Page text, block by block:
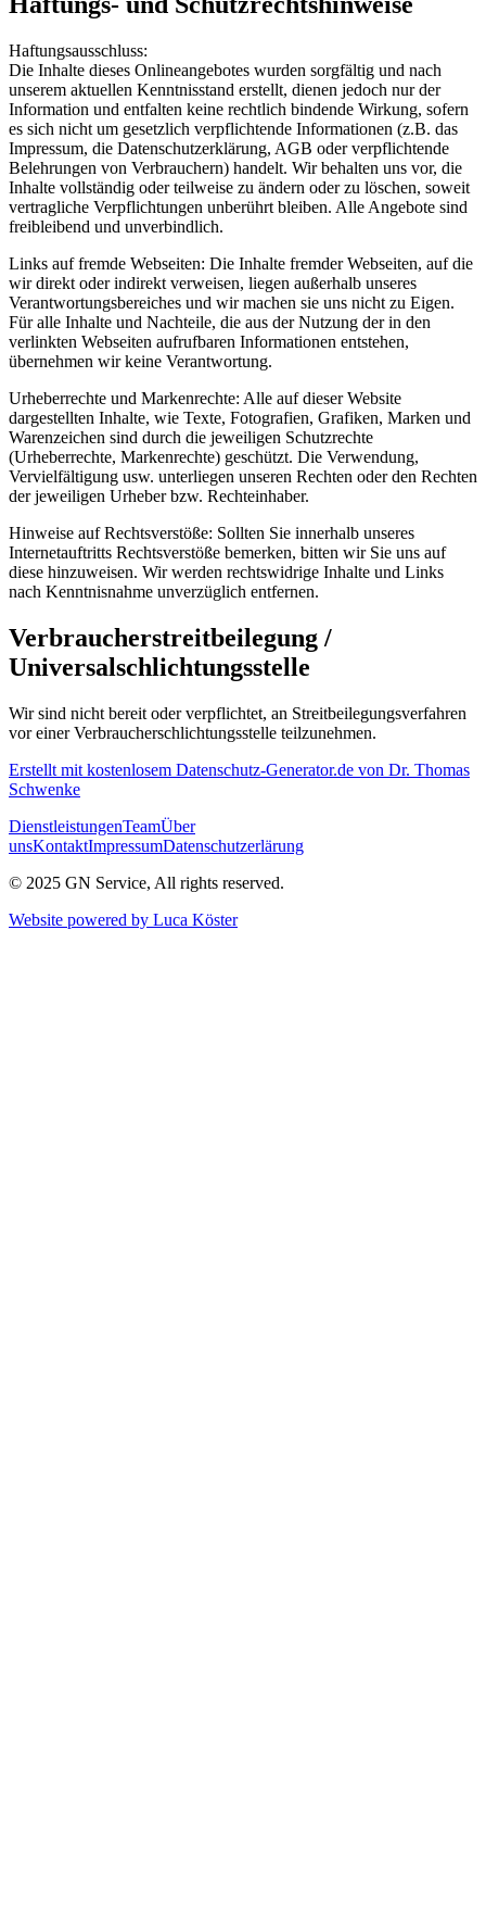
Haftungsausschluss:
Die Inhalte dieses Onlineangebotes wurden sorgfältig und nach
unserem aktuellen Kenntnisstand erstellt, dienen jedoch nur der
Information und entfalten keine rechtlich bindende Wirkung, sofern
es sich nicht um gesetzlich verpflichtende Informationen (z.B. das
Impressum, die Datenschutzerklärung, AGB oder verpflichtende
Belehrungen von Verbrauchern) handelt. Wir behalten uns vor, die
Inhalte vollständig oder teilweise zu ändern oder zu löschen, soweit
vertragliche Verpflichtungen unberührt bleiben. Alle Angebote sind
freibleibend und unverbindlich.
Links auf fremde Webseiten: Die Inhalte fremder Webseiten, auf die
wir direkt oder indirekt verweisen, liegen außerhalb unseres
Verantwortungsbereiches und wir machen sie uns nicht zu Eigen.
Für alle Inhalte und Nachteile, die aus der Nutzung der in den
verlinkten Webseiten aufrufbaren Informationen entstehen,
übernehmen wir keine Verantwortung.
Urheberrechte und Markenrechte: Alle auf dieser Website
dargestellten Inhalte, wie Texte, Fotografien, Grafiken, Marken und
Warenzeichen sind durch die jeweiligen Schutzrechte
(Urheberrechte, Markenrechte) geschützt. Die Verwendung,
Vervielfältigung usw. unterliegen unseren Rechten oder den Rechten
der jeweiligen Urheber bzw. Rechteinhaber.
Hinweise auf Rechtsverstöße: Sollten Sie innerhalb unseres
Internetauftritts Rechtsverstöße bemerken, bitten wir Sie uns auf
diese hinzuweisen. Wir werden rechtswidrige Inhalte und Links
nach Kenntnisnahme unverzüglich entfernen.
Verbraucherstreitbeilegung /
Universalschlichtungsstelle
Wir sind nicht bereit oder verpflichtet, an Streitbeilegungsverfahren
vor einer Verbraucherschlichtungsstelle teilzunehmen.
Erstellt mit kostenlosem Datenschutz-Generator.de von Dr. Thomas
Schwenke
DienstleistungenTeamÜber
unsKontaktImpressumDatenschutzerlärung
© 2025 GN Service, All rights reserved.
Website powered by Luca Köster